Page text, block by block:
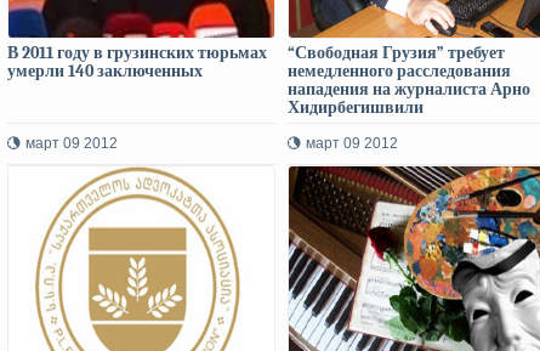
В 2011 году в грузинских тюрьмах
умерли 140 заключенных
март 09 2012
“Свободная Грузия” требует
немедленного расследования
нападения на журналиста Арно
Хидирбегишвили
март 09 2012